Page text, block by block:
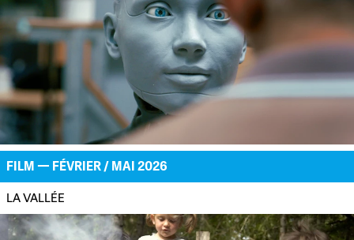
FILM — FÉVRIER / MAI 2026
LA VALLÉE